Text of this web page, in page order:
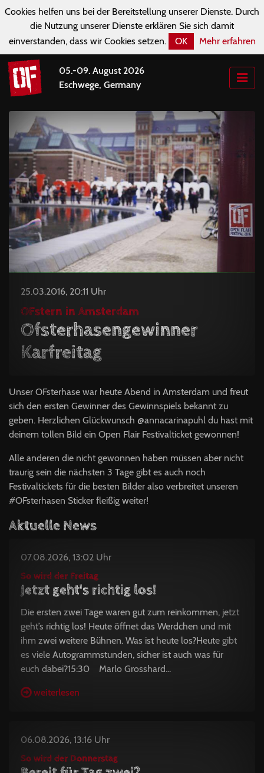
Cookies helfen uns bei der Bereitstellung unserer Dienste. Durch
die Nutzung unserer Dienste erklären Sie sich damit
einverstanden, dass wir Cookies setzen.
OK Mehr erfahren
05.-09. August 2026
Eschwege, Germany
25.03.2016, 20:11 Uhr
OFstern in Amsterdam
Ofsterhasengewinner
Karfreitag
Unser OFsterhase war heute Abend in Amsterdam und freut
sich den ersten Gewinner des Gewinnspiels bekannt zu
geben. Herzlichen Glückwunsch @annacarinapuhl du hast mit
deinem tollen Bild ein Open Flair Festivalticket gewonnen!
Alle anderen die nicht gewonnen haben müssen aber nicht
traurig sein die nächsten 3 Tage gibt es auch noch
Festivaltickets für die besten Bilder also verbreitet unseren
‪#‎OFsterhasen‬ Sticker fleißig weiter!
Aktuelle News
07.08.2026, 13:02 Uhr
So wird der Freitag
Jetzt geht's richtig los!
Die ersten zwei Tage waren gut zum reinkommen, jetzt
geht’s richtig los! Heute öffnet das Werdchen und mit
ihm zwei weitere Bühnen. Was ist heute los?Heute gibt
es viele Autogrammstunden, sicher ist auch was für
euch dabei?15:30 Marlo Grosshard...
weiterlesen
06.08.2026, 13:16 Uhr
So wird der Donnerstag